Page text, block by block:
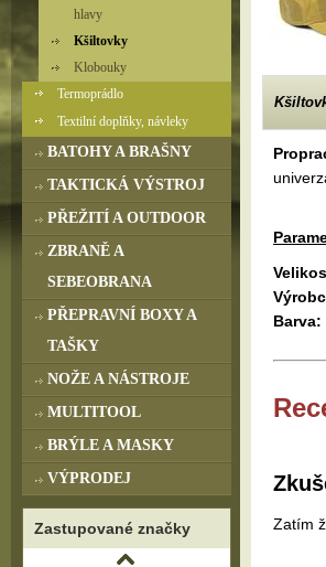
Barva:
Zatím
hlavy
Kšiltovky
Klobouky
Termoprádlo
Textilní doplňky, návleky
BATOHY A BRAŠNY
TAKTICKÁ VÝSTROJ
PŘEŽITÍ A OUTDOOR
ZBRANĚ A
SEBEOBRANA
PŘEPRAVNÍ BOXY A
TAŠKY
NOŽE A NÁSTROJE
MULTITOOL
BRÝLE A MASKY
VÝPRODEJ
Zastupované značky